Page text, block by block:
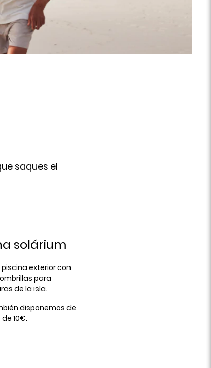
saques el
solárium
exterior con
para
de la isla.
disponemos de
10€.